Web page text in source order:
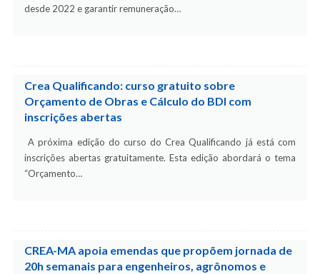
desde 2022 e garantir remuneração…
Crea Qualificando: curso gratuito sobre
Orçamento de Obras e Cálculo do BDI com
inscrições abertas
A próxima edição do curso do Crea Qualificando já está com
inscrições abertas gratuitamente. Esta edição abordará o tema
“Orçamento…
CREA-MA apoia emendas que propõem jornada de
20h semanais para engenheiros, agrônomos e